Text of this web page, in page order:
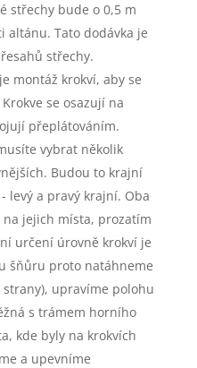
střechy bude o 0,5 m
altánu. Tato dodávka je
střechy.
montáž krokví, aby se
se osazují na
přeplátováním.
vybrat několik
Budou to krajní
levý a pravý krajní. Oba
jejich místa, prozatím
určení úrovně krokví je
šňůru proto natáhneme
upravíme polohu
s trámem horního
kde byly na krokvích
a upevníme